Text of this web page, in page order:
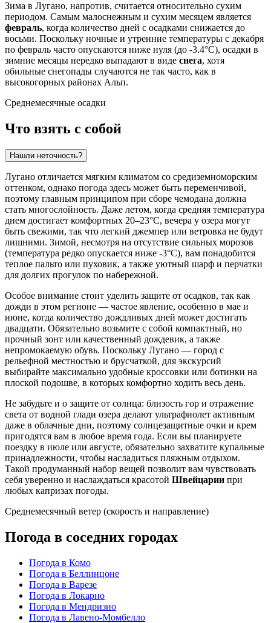
Зима в Лугано, напротив, считается относительно сухим
периодом. Самым малоснежным и сухим месяцем является
февраль, когда количество дней с осадками снижается до
восьми. Поскольку ночные и утренние температуры с декабря
по февраль часто опускаются ниже нуля (до -3.4°C), осадки в
зимние месяцы нередко выпадают в виде снега, хотя
обильные снегопады случаются не так часто, как в
высокогорных районах Альп.
Среднемесячные осадки
Что взять с собой
Нашли неточность?
Лугано отличается мягким климатом со средиземноморским
оттенком, однако погода здесь может быть переменчивой,
поэтому главным принципом при сборе чемодана должна
стать многослойность. Даже летом, когда средняя температура
днем достигает комфортных 20–23°C, вечера у озера могут
быть свежими, так что легкий джемпер или ветровка не будут
лишними. Зимой, несмотря на отсутствие сильных морозов
(температура редко опускается ниже -3°C), вам понадобится
теплое пальто или пуховик, а также уютный шарф и перчатки
для долгих прогулок по набережной.
Особое внимание стоит уделить защите от осадков, так как
дожди в этом регионе — частое явление, особенно в мае и
июне, когда количество дождливых дней может достигать
двадцати. Обязательно возьмите с собой компактный, но
прочный зонт или качественный дождевик, а также
непромокаемую обувь. Поскольку Лугано — город с
рельефной местностью и брусчаткой, для экскурсий
выбирайте максимально удобные кроссовки или ботинки на
плоской подошве, в которых комфортно ходить весь день.
Не забудьте и о защите от солнца: близость гор и отражение
света от водной глади озера делают ультрафиолет активным
даже в облачные дни, поэтому солнцезащитные очки и крем
пригодятся вам в любое время года. Если вы планируете
поездку в июле или августе, обязательно захватите купальные
принадлежности, чтобы насладиться пляжным отдыхом.
Такой продуманный набор вещей позволит вам чувствовать
себя уверенно и наслаждаться красотой Швейцарии при
любых капризах погоды.
Среднемесячный ветер (скорость и направление)
Погода в соседних городах
Погода в Комо
Погода в Беллинцоне
Погода в Варезе
Погода в Локарно
Погода в Мендризио
Погода в Лавено-Момбелло